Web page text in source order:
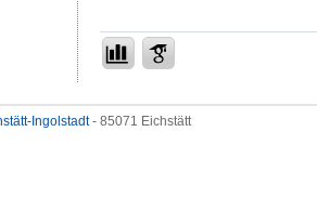
Ingolstadt- 85071 Eichstätt